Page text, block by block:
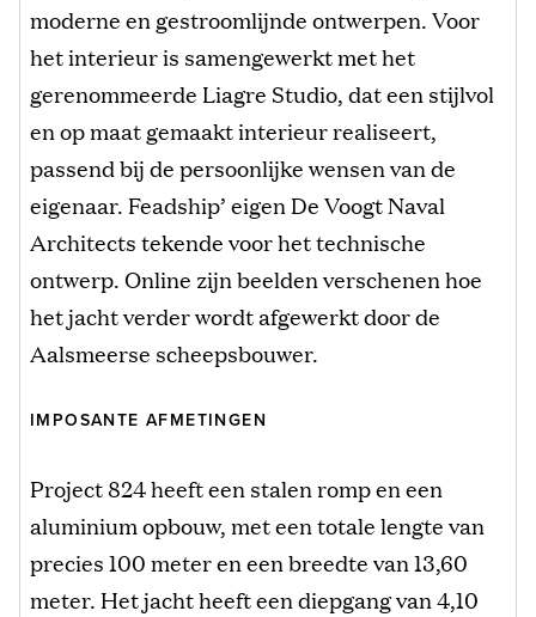
moderne en gestroomlijnde ontwerpen. Voor
het interieur is samengewerkt met het
gerenommeerde Liagre Studio, dat een stijlvol
en op maat gemaakt interieur realiseert,
passend bij de persoonlijke wensen van de
eigenaar. Feadship’ eigen De Voogt Naval
Architects tekende voor het technische
ontwerp. Online zijn beelden verschenen hoe
het jacht verder wordt afgewerkt door de
Aalsmeerse scheepsbouwer.
IMPOSANTE AFMETINGEN
Project 824 heeft een stalen romp en een
aluminium opbouw, met een totale lengte van
precies 100 meter en een breedte van 13,60
meter. Het jacht heeft een diepgang van 4,10